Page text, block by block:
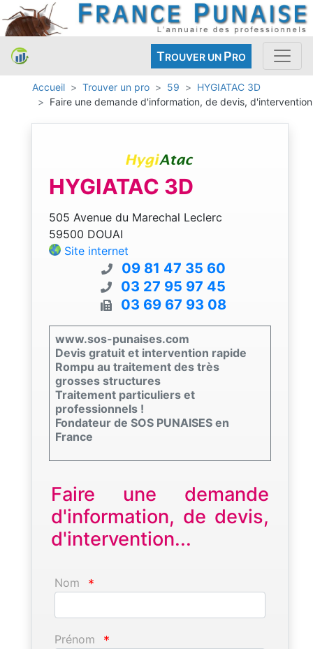
TROUVER UN PRO
Accueil Trouver un pro 59
HYGIATAC 3D
Faire une demande d'information, de devis, d'intervention
HYGIATAC 3D
505 Avenue du Marechal Leclerc
59500 DOUAI
Site internet
09 81 47 35 60
03 27 95 97 45
03 69 67 93 08
www.sos-punaises.com
Devis gratuit et intervention rapide
Rompu au traitement des très
grosses structures
Traitement particuliers et
professionnels !
Fondateur de SOS PUNAISES en
France
Faire une demande
d'information, de devis,
d'intervention...
Nom *
Prénom *